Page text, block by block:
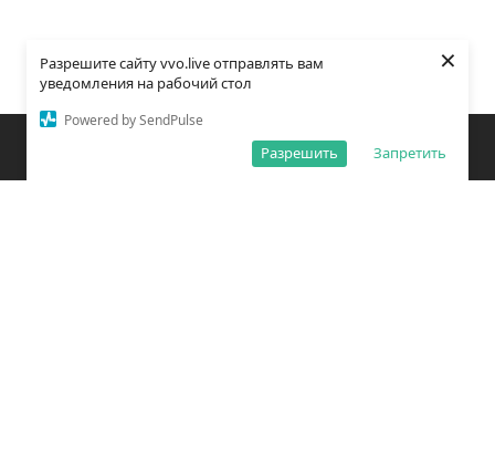
Разрешите сайту vvo.live отправлять вам
уведомления на рабочий стол
Powered by SendPulse
Запретить
Разрешить
×
Закладки Поиск Открыть меню